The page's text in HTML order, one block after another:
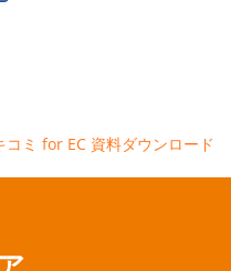
コミ for EC 資料ダウンロード